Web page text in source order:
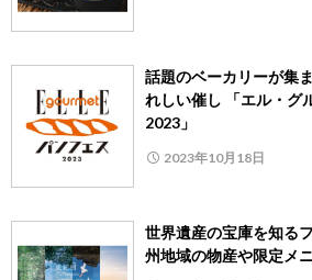
話題のベーカリーが集
れしい催し 「エル・グ
2023」
2023年10月18日
世界遺産の宝庫を知る
州地域の物産や限定メ